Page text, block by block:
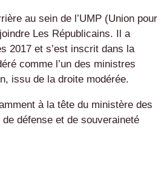
au sein de l’UMP (Union pour
Les Républicains. Il a
2017 et s’est inscrit dans la
comme l’un des ministres
issu de la droite modérée.
à la tête du ministère des
défense et de souveraineté